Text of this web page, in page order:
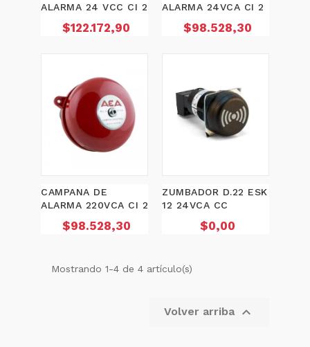
ALARMA 24 VCC CI 2
Precio
$122.172,90
ALARMA 24VCA CI 2
Precio
$98.528,30
CAMPANA DE
ALARMA 220VCA CI 2
Precio
$98.528,30
ZUMBADOR D.22 ESK
12 24VCA CC
Precio
$0,00
Mostrando 1-4 de 4 artículo(s)
Volver arriba 